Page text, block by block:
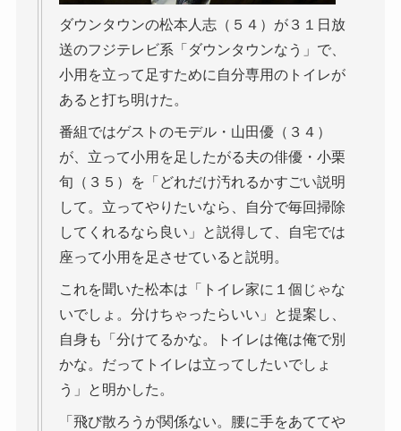
ダウンタウンの松本人志（５４）が３１日放
送のフジテレビ系「ダウンタウンなう」で、
小用を立って足すために自分専用のトイレが
あると打ち明けた。
番組ではゲストのモデル・山田優（３４）
が、立って小用を足したがる夫の俳優・小栗
旬（３５）を「どれだけ汚れるかすごい説明
して。立ってやりたいなら、自分で毎回掃除
してくれるなら良い」と説得して、自宅では
座って小用を足させていると説明。
これを聞いた松本は「トイレ家に１個じゃな
いでしょ。分けちゃったらいい」と提案し、
自身も「分けてるかな。トイレは俺は俺で別
かな。だってトイレは立ってしたいでしょ
う」と明かした。
「飛び散ろうが関係ない。腰に手をあててや